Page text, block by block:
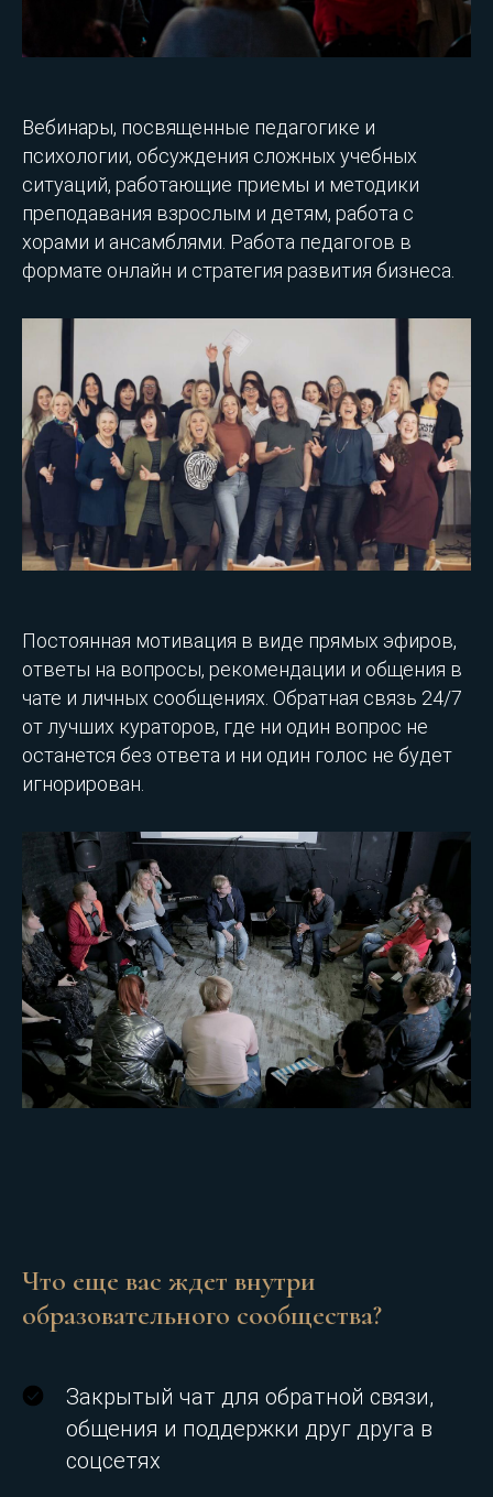
Вебинары, посвященные педагогике и
психологии, обсуждения сложных учебных
ситуаций, работающие приемы и методики
преподавания взрослым и детям, работа с
хорами и ансамблями. Работа педагогов в
формате онлайн и стратегия развития бизнеса.
Постоянная мотивация в виде прямых эфиров,
ответы на вопросы, рекомендации и общения в
чате и личных сообщениях. Обратная связь 24/7
от лучших кураторов, где ни один вопрос не
останется без ответа и ни один голос не будет
игнорирован.
Что еще вас ждет внутри
образовательного сообщества?
Закрытый чат для обратной связи,
общения и поддержки друг друга в
соцсетях